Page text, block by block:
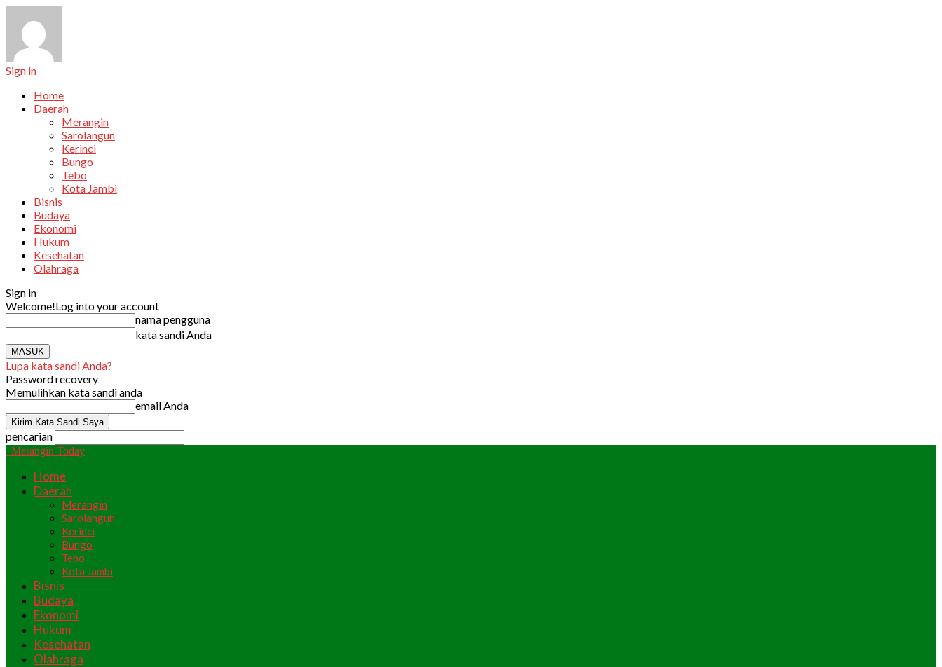
Sign in
Home
Daerah
Merangin
Sarolangun
Kerinci
Bungo
Tebo
Kota Jambi
Bisnis
Budaya
Ekonomi
Hukum
Kesehatan
Olahraga
Sign in
Welcome!Log into your account
nama pengguna
kata sandi Anda
Lupa kata sandi Anda?
Password recovery
Memulihkan kata sandi anda
email Anda
pencarian
Merangin Today
Home
Daerah
Merangin
Sarolangun
Kerinci
Bungo
Tebo
Kota Jambi
Bisnis
Budaya
Ekonomi
Hukum
Kesehatan
Olahraga